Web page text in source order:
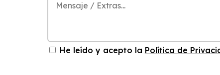
He leído y acepto la Política de